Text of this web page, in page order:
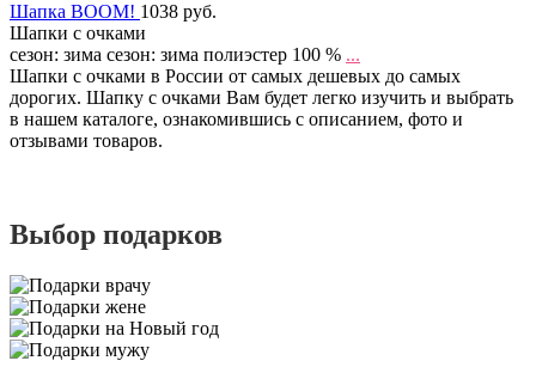
Шапка BOOM! 1038 руб.
Шапки с очками
сезон: зима сезон: зима полиэстер 100 % ...
Шапки с очками в России от самых дешевых до самых
дорогих. Шапку с очками Вам будет легко изучить и выбрать
в нашем каталоге, ознакомившись с описанием, фото и
отзывами товаров.
Выбор подарков